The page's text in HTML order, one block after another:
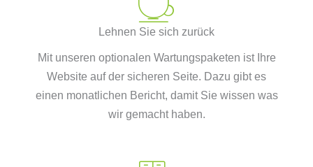
Lehnen Sie sich zurück
Mit unseren optionalen Wartungspaketen ist Ihre
Website auf der sicheren Seite. Dazu gibt es
einen monatlichen Bericht, damit Sie wissen was
wir gemacht haben.